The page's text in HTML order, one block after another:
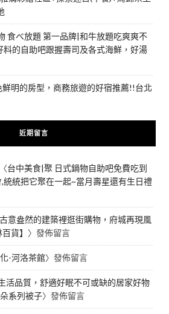
食べ放題 第一品牌|和牛放題吃爽爽不
料的自助吧跟握壽司及各式海鮮，好湯
明的房型，商務旅遊的好宿推薦!!台北
近期留言
台中美食|聚 日式鍋物自助吧免費吃到
統把它聚在一起~當月壽星還有生日禮
意盎然的建築裡逛街購物，府城再現風
貨】 〉發佈留言
-河洛茶館〉發佈留言
活品質，舒適好眠不可或缺的居家好物
系列被子〉發佈留言